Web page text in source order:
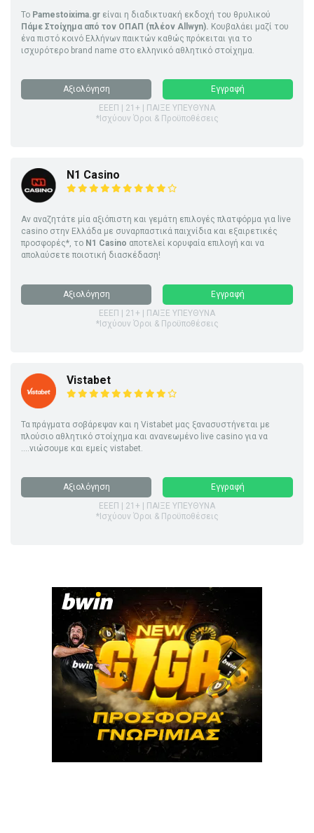
Το Pamestoixima.gr είναι η διαδικτυακή εκδοχή του θρυλικού
Πάμε Στοίχημα από τον ΟΠΑΠ (πλέον Allwyn). Κουβαλάει μαζί του
ένα πιστό κοινό Ελλήνων παικτών καθώς πρόκειται για το
ισχυρότερο brand name στο ελληνικό αθλητικό στοίχημα.
Αξιολόγηση
Εγγραφή
ΕΕΕΠ | 21+ | ΠΑΙΞΕ ΥΠΕΥΘΥΝΑ
*Ισχύουν Όροι & Προϋποθέσεις
N1 Casino
Αν αναζητάτε μία αξιόπιστη και γεμάτη επιλογές πλατφόρμα για live
casino στην Ελλάδα με συναρπαστικά παιχνίδια και εξαιρετικές
προσφορές*, το N1 Casino αποτελεί κορυφαία επιλογή και να
απολαύσετε ποιοτική διασκέδαση!
Αξιολόγηση
Εγγραφή
ΕΕΕΠ | 21+ | ΠΑΙΞΕ ΥΠΕΥΘΥΝΑ
*Ισχύουν Όροι & Προϋποθέσεις
Vistabet
Τα πράγματα σοβάρεψαν και η Vistabet μας ξανασυστήνεται με
πλούσιο αθλητικό στοίχημα και ανανεωμένο live casino για να
....νιώσουμε και εμείς vistabet.
Αξιολόγηση
Εγγραφή
ΕΕΕΠ | 21+ | ΠΑΙΞΕ ΥΠΕΥΘΥΝΑ
*Ισχύουν Όροι & Προϋποθέσεις